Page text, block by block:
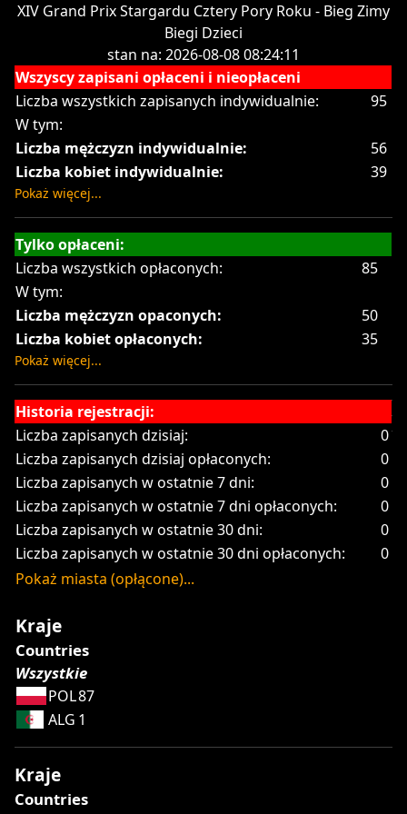
XIV Grand Prix Stargardu Cztery Pory Roku - Bieg Zimy
Biegi Dzieci
stan na: 2026-08-08 08:24:11
Wszyscy zapisani opłaceni i nieopłaceni
Liczba wszystkich zapisanych indywidualnie:
95
W tym:
Liczba mężczyzn indywidualnie:
56
Liczba kobiet indywidualnie:
39
Pokaż więcej...
Tylko opłaceni:
Liczba wszystkich opłaconych:
85
W tym:
Liczba mężczyzn opaconych:
50
Liczba kobiet opłaconych:
35
Pokaż więcej...
Historia rejestracji:
Liczba zapisanych dzisiaj:
0
Liczba zapisanych dzisiaj opłaconych:
0
Liczba zapisanych w ostatnie 7 dni:
0
Liczba zapisanych w ostatnie 7 dni opłaconych:
0
Liczba zapisanych w ostatnie 30 dni:
0
Liczba zapisanych w ostatnie 30 dni opłaconych:
0
Pokaż miasta (opłącone)...
Kraje
Countries
Wszystkie
POL87
ALG 1
Kraje
Countries